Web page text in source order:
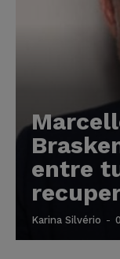
entre
Karina Silvério -